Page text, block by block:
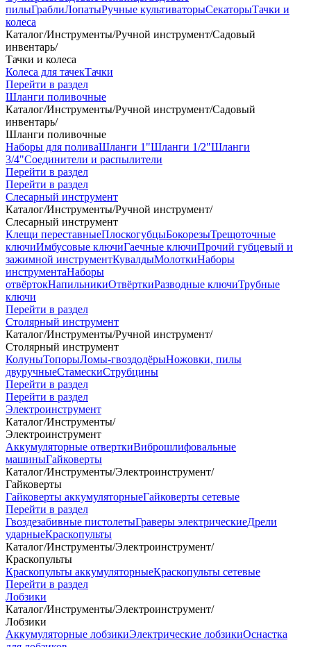
пилыГраблиЛопатыРучные культиваторыСекаторыТачки и
колеса
Каталог/Инструменты/Ручной инструмент/Садовый
инвентарь/
Тачки и колеса
Колеса для тачекТачки
Перейти в раздел
Шланги поливочные
Каталог/Инструменты/Ручной инструмент/Садовый
инвентарь/
Шланги поливочные
Наборы для поливаШланги 1"Шланги 1/2"Шланги
3/4"Соединители и распылители
Перейти в раздел
Перейти в раздел
Слесарный инструмент
Каталог/Инструменты/Ручной инструмент/
Слесарный инструмент
Клещи переставныеПлоскогубцыБокорезыТрещоточные
ключиИмбусовые ключиГаечные ключиПрочий губцевый и
зажимной инструментКувалдыМолоткиНаборы
инструментаНаборы
отвёртокНапильникиОтвёрткиРазводные ключиТрубные
ключи
Перейти в раздел
Столярный инструмент
Каталог/Инструменты/Ручной инструмент/
Столярный инструмент
КолуныТопорыЛомы-гвоздодёрыНожовки, пилы
двуручныеСтамескиСтрубцины
Перейти в раздел
Перейти в раздел
Электроинструмент
Каталог/Инструменты/
Электроинструмент
Аккумуляторные отверткиВиброшлифовальные
машиныГайковерты
Каталог/Инструменты/Электроинструмент/
Гайковерты
Гайковерты аккумуляторныеГайковерты сетевые
Перейти в раздел
Гвоздезабивные пистолетыГраверы электрическиеДрели
ударныеКраскопульты
Каталог/Инструменты/Электроинструмент/
Краскопульты
Краскопульты аккумуляторныеКраскопульты сетевые
Перейти в раздел
Лобзики
Каталог/Инструменты/Электроинструмент/
Лобзики
Аккумуляторные лобзикиЭлектрические лобзикиОснастка